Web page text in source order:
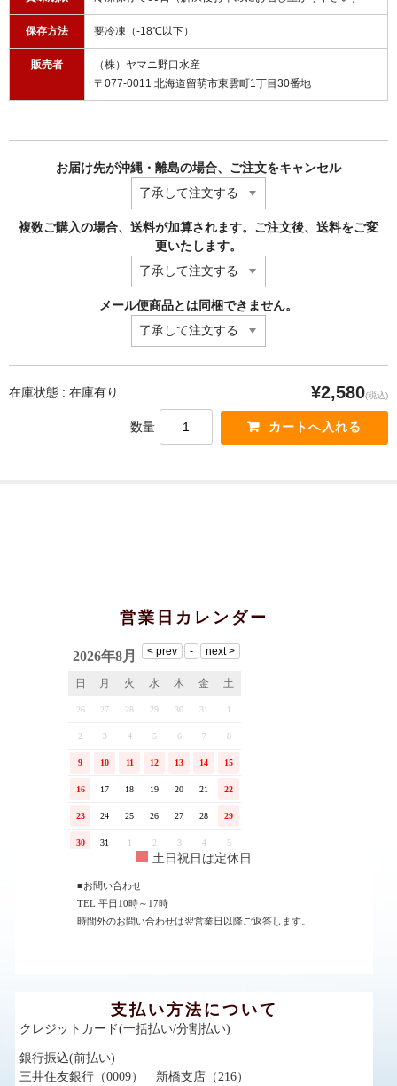
保存方法 要冷凍（-18℃以下）
販売者
（株）ヤマニ野口水産
〒077-0011 北海道留萌市東雲町1丁目30番地
お届け先が沖縄・離島の場合、ご注文をキャンセル
複数ご購入の場合、送料が加算されます。ご注文後、送料をご変
更いたします。
メール便商品とは同梱できません。
在庫状態 : 在庫有り ¥2,580(税込)
数量
営業日カレンダー
土日祝日は定休日
■お問い合わせ
TEL:平日10時～17時
時間外のお問い合わせは翌営業日以降ご返答します。
支払い方法について
クレジットカード(一括払い/分割払い)
銀行振込(前払い)
三井住友銀行（0009） 新橋支店（216）